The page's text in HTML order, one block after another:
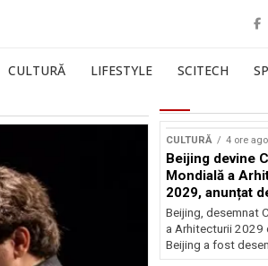
CULTURĂ LIFESTYLE SCITECH
CULTURĂ 4 ore ago
Beijing devine
Mondială a
2029, anunțat
Beijing, desemnat
a Arhitecturii 2029
Beijing a fost